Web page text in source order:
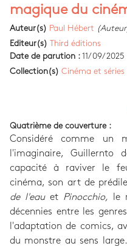
magique du
Auteur(s) Paul Hébert
Editeur(s) Third éditions
Date de parution : 11/09/2025
Collection(s) Cinéma et séries
Quatrième de couverture :
Considéré comme un
l'imaginaire, Guillernto
capacité à raviver le
cinéma, son art de
de l'eauet Pinocchio,
le
décennies entre les
l'adaptation de comics,
du monstre au sens